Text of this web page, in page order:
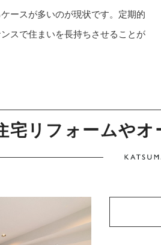
ースが多いのが現状です。定期的
スで住まいを長持ちさせることが
宅リフォームや